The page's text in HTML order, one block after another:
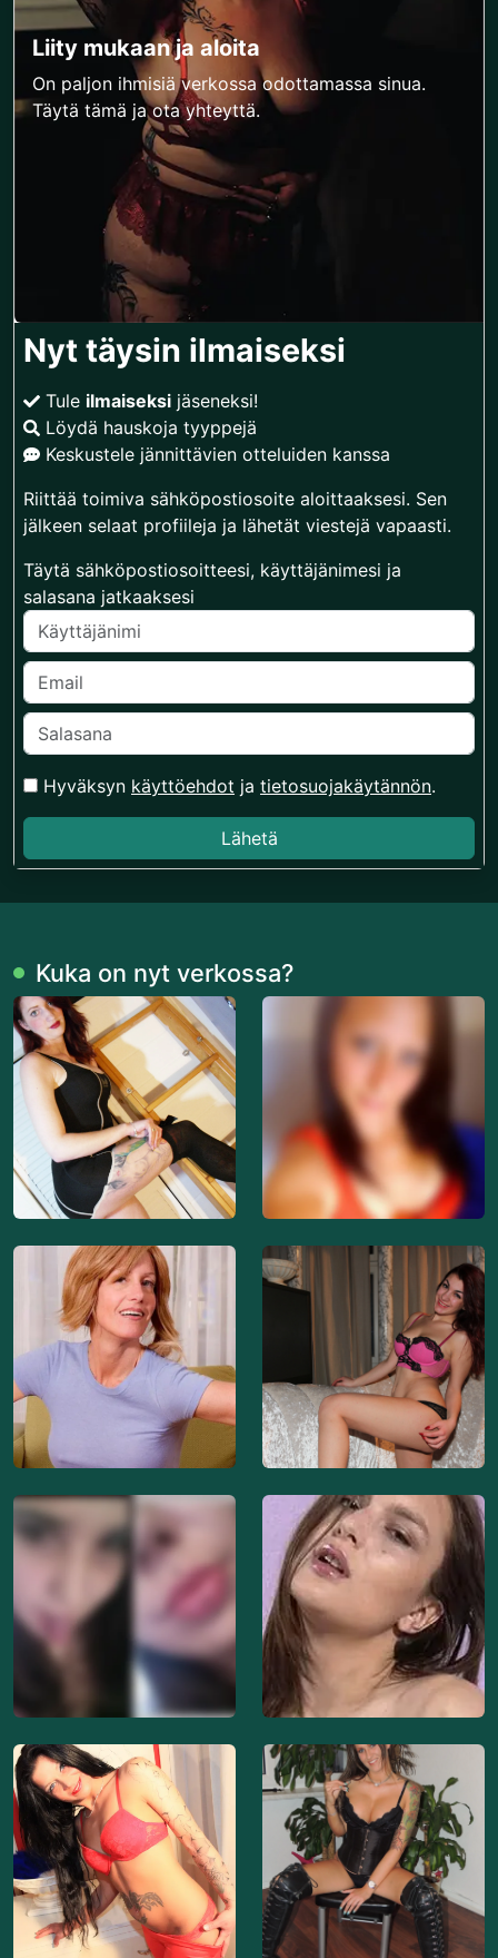
Liity mukaan ja aloita
On paljon ihmisiä verkossa odottamassa sinua.
Täytä tämä ja ota yhteyttä.
Nyt täysin ilmaiseksi
Tule ilmaiseksi jäseneksi!
Löydä hauskoja tyyppejä
Keskustele jännittävien otteluiden kanssa
Riittää toimiva sähköpostiosoite aloittaaksesi. Sen
jälkeen selaat profiileja ja lähetät viestejä vapaasti.
Täytä sähköpostiosoitteesi, käyttäjänimesi ja
salasana jatkaaksesi
Hyväksyn käyttöehdot ja tietosuojakäytännön.
Lähetä
Kuka on nyt verkossa?